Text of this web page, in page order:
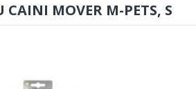
CAINI MOVER M-PETS, S